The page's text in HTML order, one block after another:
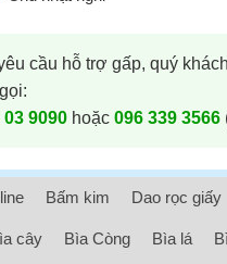
cầu hỗ trợ gấp, quý
03 9090hoặc 096 339 3566
Bấm kim Dao rọc giấy
cây Bìa Còng Bìa lá